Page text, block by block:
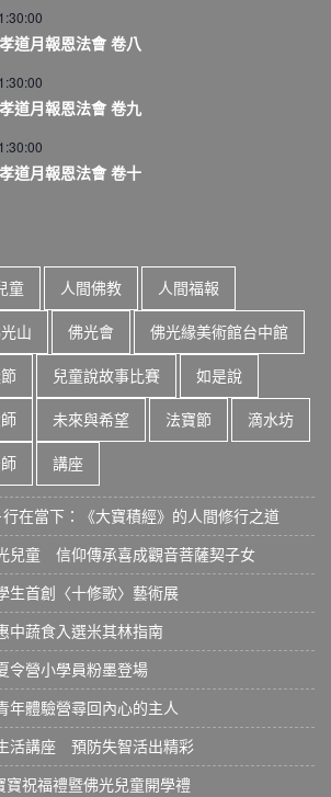
道月報恩法會 卷八
道月報恩法會 卷九
道月報恩法會 卷十
童 人間佛教 人間福報
山 佛光會 佛光緣美術館台中館
兒童說故事比賽 如是說
未來與希望 法寶節 滴水坊
講座
在當下：《大寶積經》的人間修行之道
兒童 信仰傳承喜成觀音菩薩契子女
首創〈十修歌〉藝術展
蔬食入選米其林指南
營小學員粉墨登場
體驗營尋回內心的主人
活講座 預防失智活出精彩
寶祝福禮暨佛光兒童開學禮